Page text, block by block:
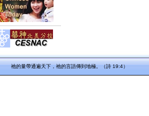
祂的量帶通遍天下，祂的言語傳到地極。（詩 19:4）